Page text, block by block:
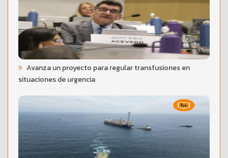
Avanza un proyecto para regular transfusiones en
situaciones de urgencia